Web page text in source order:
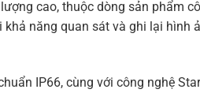
cao, thuộc dòng sản phẩm
năng quan sát và ghi lại hình
IP66, cùng với công nghệ